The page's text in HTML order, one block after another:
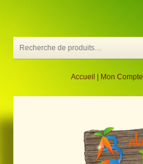
Accueil Mon Compte